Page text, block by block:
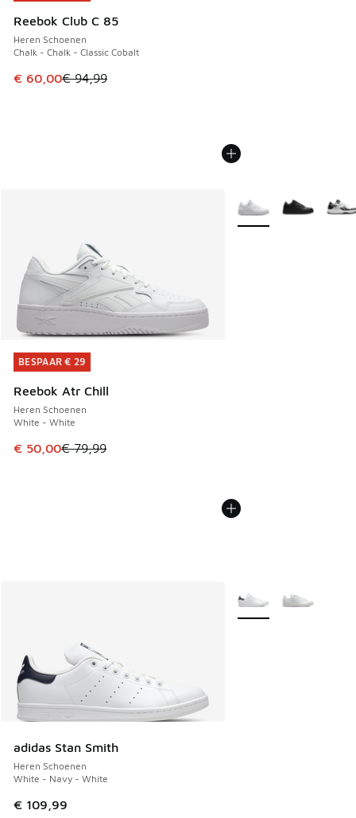
Reebok Club C 85
Heren Schoenen
Chalk - Chalk - Classic Cobalt
Dit artikel is in de uitverkoop. Dit artikel is in de
€ 60,00€ 94,99
BESPAAR € 29
Reebok Atr Chill
Heren Schoenen
White - White
Dit artikel is in de uitverkoop. Dit artikel is in de
€ 50,00€ 79,99
BESPAAR € 29
Meer kleuren
adidas Stan Smith
Heren Schoenen
White - Navy - White
€ 109,99
Meer kleuren